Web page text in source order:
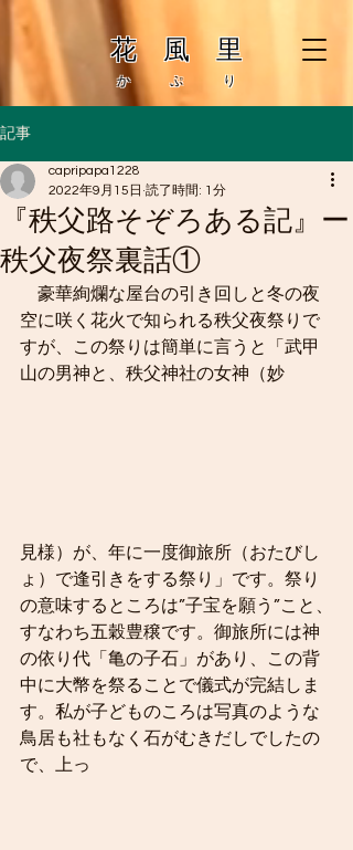
花 風 里
か ぷ り
記事
『秩父路そぞろある記』ー
秩父夜祭裏話①
capripapa1228
2022年9月15日 読了時間: 1分
豪華絢爛な屋台の引き回しと冬の夜
空に咲く花火で知られる秩父夜祭りで
すが、この祭りは簡単に言うと「武甲
山の男神と、秩父神社の女神（妙
見様）が、年に一度御旅所（おたびし
ょ）で逢引きをする祭り」です。祭り
の意味するところは”子宝を願う”こと、
すなわち五穀豊穣です。御旅所には神
の依り代「亀の子石」があり、この背
中に大幣を祭ることで儀式が完結しま
す。私が子どものころは写真のような
鳥居も社もなく石がむきだしでしたの
で、上っ